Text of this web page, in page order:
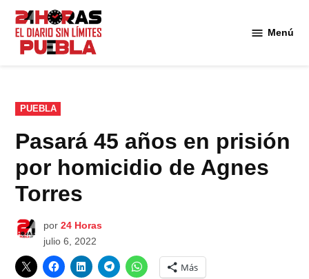
Saltar
contenido
Menú
PUBLICADO
EN
PUEBLA
Pasará 45 años en prisión
por homicidio de Agnes
Torres
por 24 Horas
julio 6, 2022
Más